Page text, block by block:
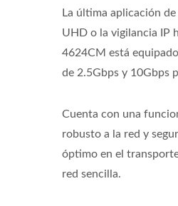
La última aplicación
UHD o la vigilancia IP
4624CM está
de 2.5Gbps y 10Gbps
Cuenta con una
robusto a la red y
óptimo en el
red sencilla.
Switch PoE